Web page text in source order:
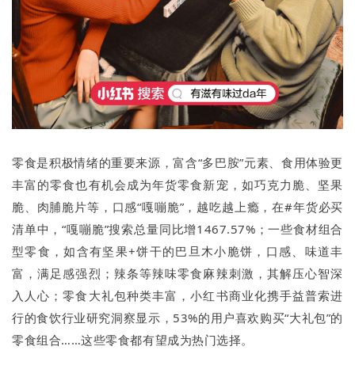
零食是积极情绪的重要来源，富含“多巴胺”元素、食用体验更
丰富的零食也有机会成为年货零食新宠，如巧克力脆、坚果
脆、肉脯脆片等，口感“嘎嘣脆”，越吃越上瘾，在#年货必买
清单中，“嘎嘣脆”搜索总量同比增1467.57%；一些食材组合
型零食，如含有坚果+饼干的巴旦木小脆饼，口感、味道丰
富，满足感强烈；辣条等辣味零食麻辣刺激，其解压心智深
入人心；零食大礼包种类丰富，小红书商业化携手益普索进
行的食饮行业研究洞察显示，53%的用户喜欢购买“大礼包”的
零食组合……这些零食都有望成为热门选择。